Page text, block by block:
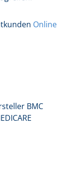
Online
BMC